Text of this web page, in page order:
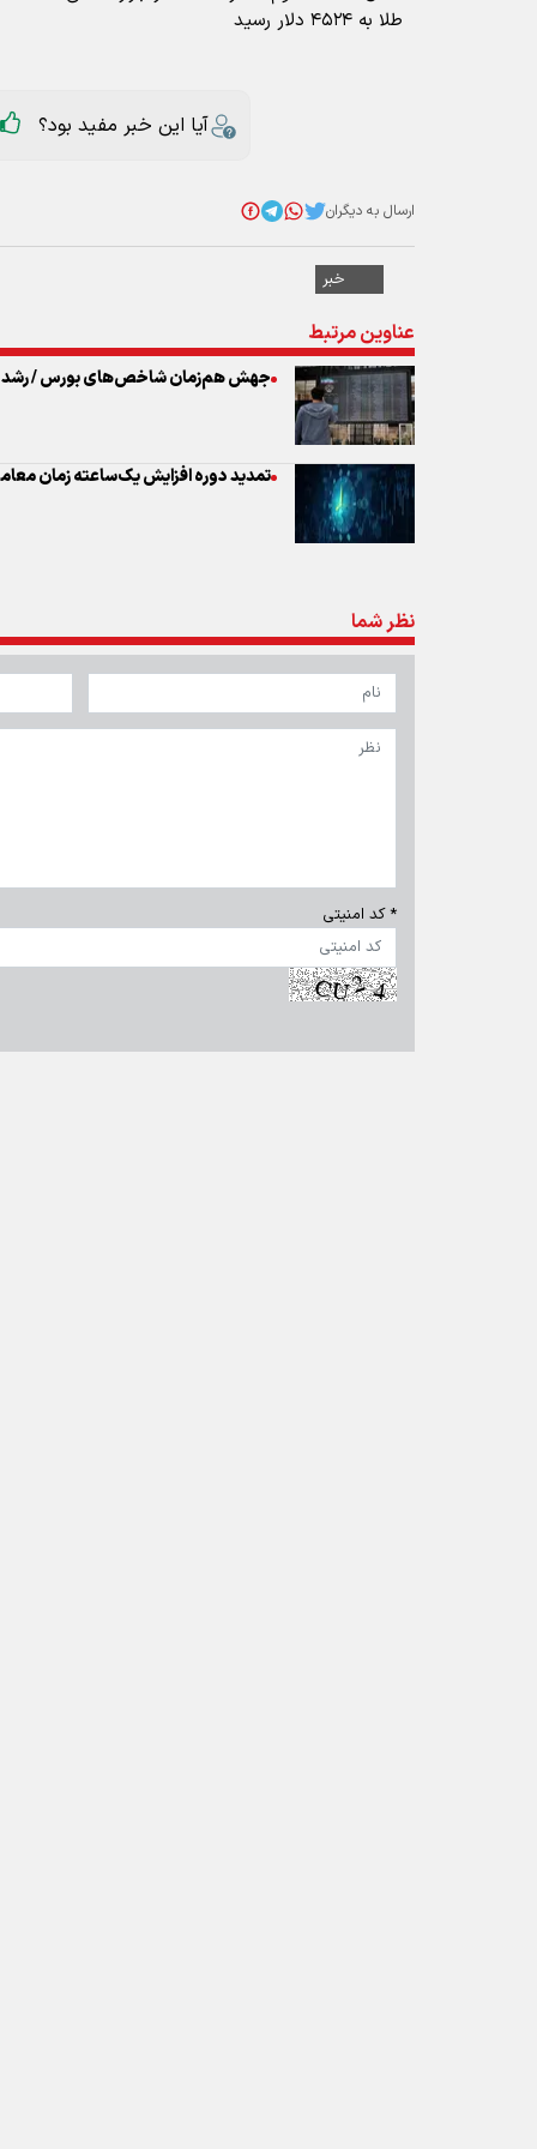
طلا به ۴۵۲۴ دلار رسید
آیا این خبر مفید بود؟
ارسال به دیگران
خبر
عناوین مرتبط
جهش هم‌زمان شاخص‌های بورس / رشد ۸۰ هزار واحدی شاخص کل
تمدید دوره افزایش یک‌ساعته زمان
نظر شما
* کد امنیتی